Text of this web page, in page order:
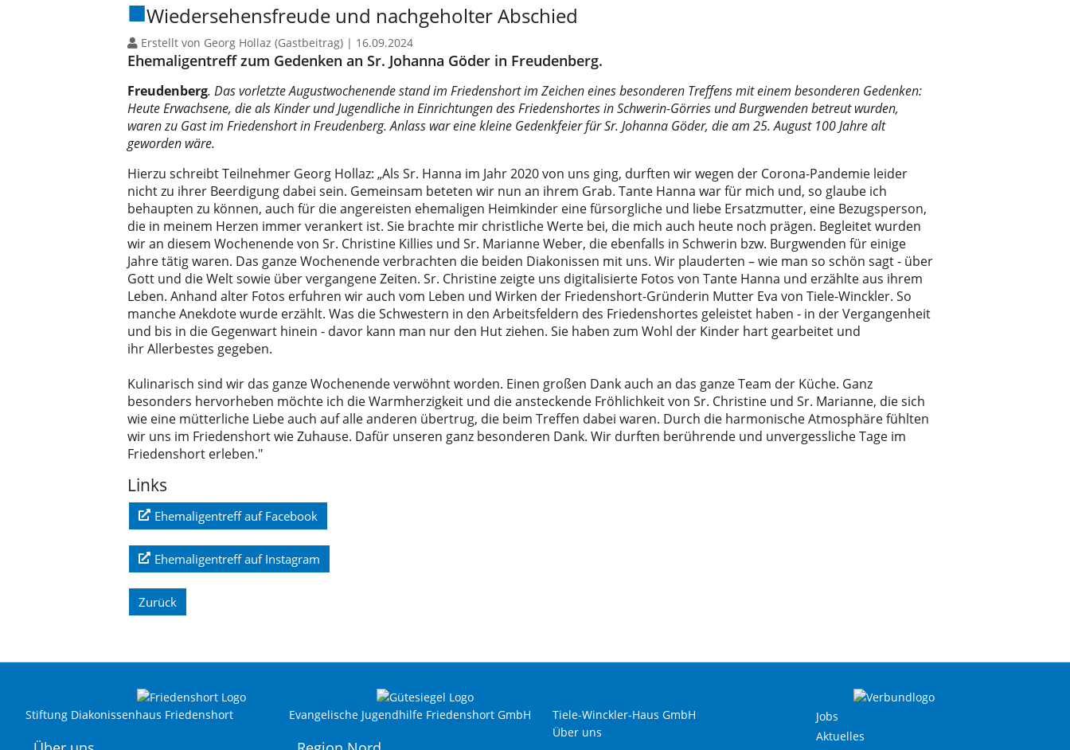
Wiedersehensfreude und nachgeholter Abschied
Erstellt von Georg Hollaz (Gastbeitrag) | 16.09.2024
Ehemaligentreff zum Gedenken an Sr. Johanna Göder in Freudenberg.
Freudenberg. Das vorletzte Augustwochenende stand im Friedenshort im Zeichen eines besonderen Treffens mit einem besonderen Gedenken:
Heute Erwachsene, die als Kinder und Jugendliche in Einrichtungen des Friedenshortes in Schwerin-Görries und Burgwenden betreut wurden,
waren zu Gast im Friedenshort in Freudenberg. Anlass war eine kleine Gedenkfeier für Sr. Johanna Göder, die am 25. August 100 Jahre alt
geworden wäre.
Hierzu schreibt Teilnehmer Georg Hollaz: „Als Sr. Hanna im Jahr 2020 von uns ging, durften wir wegen der Corona-Pandemie leider
nicht zu ihrer Beerdigung dabei sein. Gemeinsam beteten wir nun an ihrem Grab. Tante Hanna war für mich und, so glaube ich
behaupten zu können, auch für die angereisten ehemaligen Heimkinder eine fürsorgliche und liebe Ersatzmutter, eine Bezugsperson,
die in meinem Herzen immer verankert ist. Sie brachte mir christliche Werte bei, die mich auch heute noch prägen. Begleitet wurden
wir an diesem Wochenende von Sr. Christine Killies und Sr. Marianne Weber, die ebenfalls in Schwerin bzw. Burgwenden für einige
Jahre tätig waren. Das ganze Wochenende verbrachten die beiden Diakonissen mit uns. Wir plauderten – wie man so schön sagt - über
Gott und die Welt sowie über vergangene Zeiten. Sr. Christine zeigte uns digitalisierte Fotos von Tante Hanna und erzählte aus ihrem
Leben. Anhand alter Fotos erfuhren wir auch vom Leben und Wirken der Friedenshort-Gründerin Mutter Eva von Tiele-Winckler. So
manche Anekdote wurde erzählt. Was die Schwestern in den Arbeitsfeldern des Friedenshortes geleistet haben - in der Vergangenheit
und bis in die Gegenwart hinein - davor kann man nur den Hut ziehen. Sie haben zum Wohl der Kinder hart gearbeitet und
ihr Allerbestes gegeben.
Kulinarisch sind wir das ganze Wochenende verwöhnt worden. Einen großen Dank auch an das ganze Team der Küche. Ganz
besonders hervorheben möchte ich die Warmherzigkeit und die ansteckende Fröhlichkeit von Sr. Christine und Sr. Marianne, die sich
wie eine mütterliche Liebe auch auf alle anderen übertrug, die beim Treffen dabei waren. Durch die harmonische Atmosphäre fühlten
wir uns im Friedenshort wie Zuhause. Dafür unseren ganz besonderen Dank. Wir durften berührende und unvergessliche Tage im
Friedenshort erleben."
Links
Ehemaligentreff auf Facebook
Ehemaligentreff auf Instagram
Zurück
Stiftung Diakonissenhaus Friedenshort Evangelische Jugendhilfe Friedenshort GmbH
Tiele-Winckler-Haus GmbH
Über uns
Jobs
Aktuelles